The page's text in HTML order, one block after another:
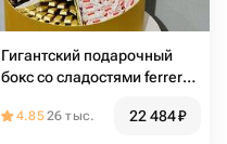
Гигантский подарочный
бокс со сладостями ferrero
4.8526 тыс. 22 484₽